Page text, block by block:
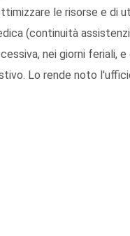
le risorse e di
(continuità
nei giorni feriali,
Lo rende noto